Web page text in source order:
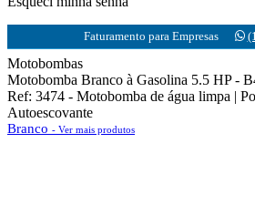
Faturamento para Empresas
Motobombas
Motobomba Branco à Gasolina 5.5 HP -
Ref: 3474 - Motobomba de água limpa |
Autoescovante
Branco - Ver mais produtos